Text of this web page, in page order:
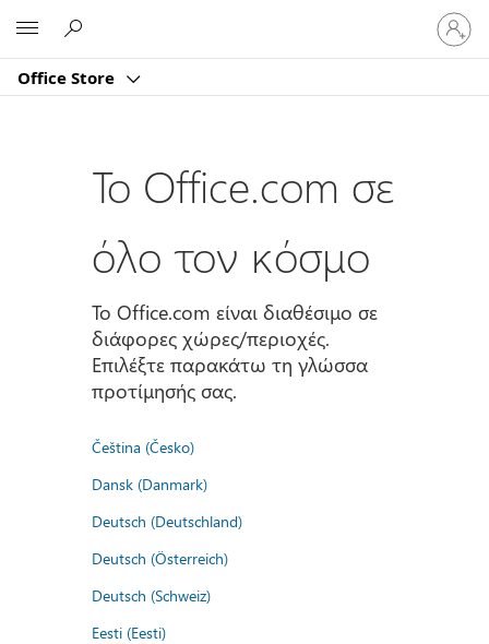
Office Store
Είσοδος
στον
Το Office.com σε
όλο τον κόσμο
Το Office.com είναι διαθέσιμο σε
διάφορες χώρες/περιοχές.
Επιλέξτε παρακάτω τη γλώσσα
προτίμησής σας.
Čeština (Česko)
Dansk (Danmark)
Deutsch (Deutschland)
Deutsch (Österreich)
Deutsch (Schweiz)
Eesti (Eesti)